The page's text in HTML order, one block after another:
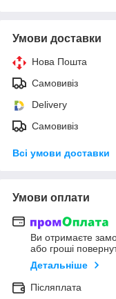
Умови доставки
Нова Пошта
Самовивіз
Delivery
Самовивіз
Всі умови доставки
Умови оплати
Ви отримаєте
або гроші
Детальніше
Післяплата